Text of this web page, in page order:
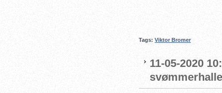
Tags: Viktor Bromer
11-05-2020